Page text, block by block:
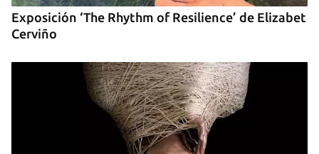
Exposición ‘The Rhythm of Resilience’ de Elizabet
Cerviño